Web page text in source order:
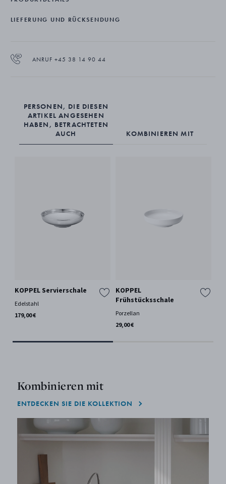
LIEFERUNG UND RÜCKSENDUNG
ANRUF +45 38 14 90 44
PERSONEN, DIE DIESEN
ARTIKEL ANGESEHEN
HABEN, BETRACHTETEN
AUCH
KOMBINIEREN MIT
KOPPEL Servierschale
Edelstahl
179,00 €
KOPPEL
Frühstücksschale
Porzellan
29,00 €
Kombinieren mit
ENTDECKEN SIE DIE KOLLEKTION